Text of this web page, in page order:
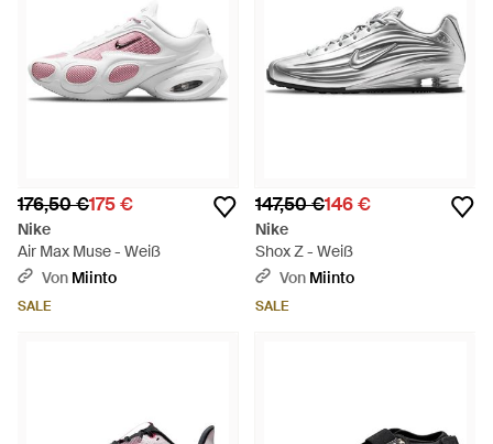
176,50 €175 €
Nike
Air Max Muse - Weiß
Von Miinto
SALE
147,50 €146 €
Nike
Shox Z - Weiß
Von Miinto
SALE